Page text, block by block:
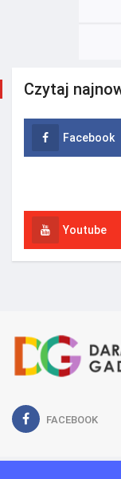
Czytaj
Facebook
Youtube
FACEBOOK